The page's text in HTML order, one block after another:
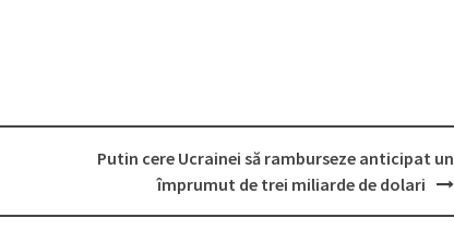
Putin cere Ucrainei să ramburseze anticipat un
împrumut de trei miliarde de dolari